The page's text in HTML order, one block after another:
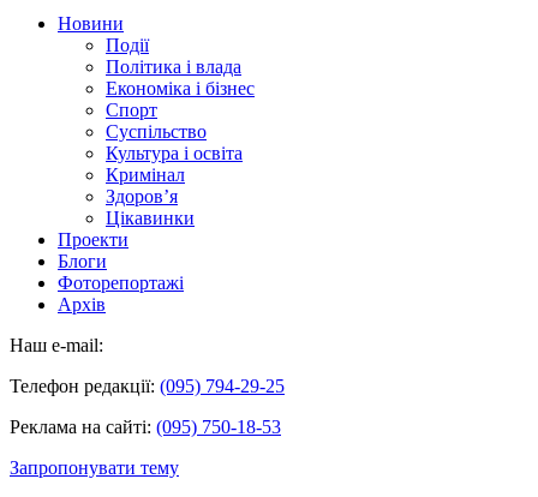
Новини
Події
Політика і влада
Економіка і бізнес
Спорт
Суспільство
Культура і освіта
Кримінал
Здоров’я
Цікавинки
Проекти
Блоги
Фоторепортажі
Архів
Наш e-mail:
Телефон редакції: (095) 794-29-25
Реклама на сайті: (095) 750-18-53
Запропонувати тему